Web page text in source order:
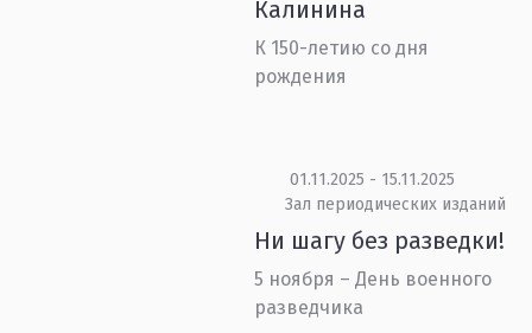
Калинина
К 150-летию со дня
рождения
01.11.2025 - 15.11.2025
Зал периодических изданий
Ни шагу без разведки!
5 ноября – День военного
разведчика